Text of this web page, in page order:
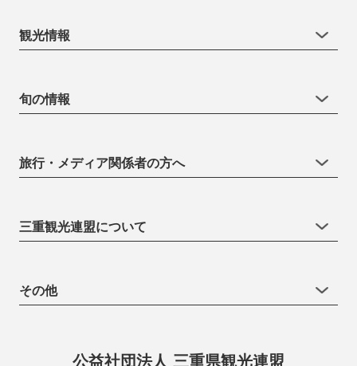
観光情報
旬の情報
旅行・メディア関係者の方へ
三重観光連盟について
その他
公益社団法人 三重県観光連盟